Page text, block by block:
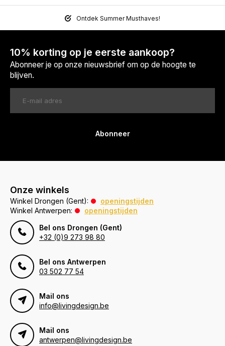
Ontdek Summer Musthaves!
10% korting op je eerste aankoop?
Abonneer je op onze nieuwsbrief om op de hoogte te
blijven.
Abonneer
Onze winkels
Winkel Drongen (Gent):
openingstijden
Winkel Antwerpen:
openingstijden
Bel ons Drongen (Gent)
+32 (0)9 273 98 80
Bel ons Antwerpen
03 502 77 54
Mail ons
info@livingdesign.be
Mail ons
antwerpen@livingdesign.be